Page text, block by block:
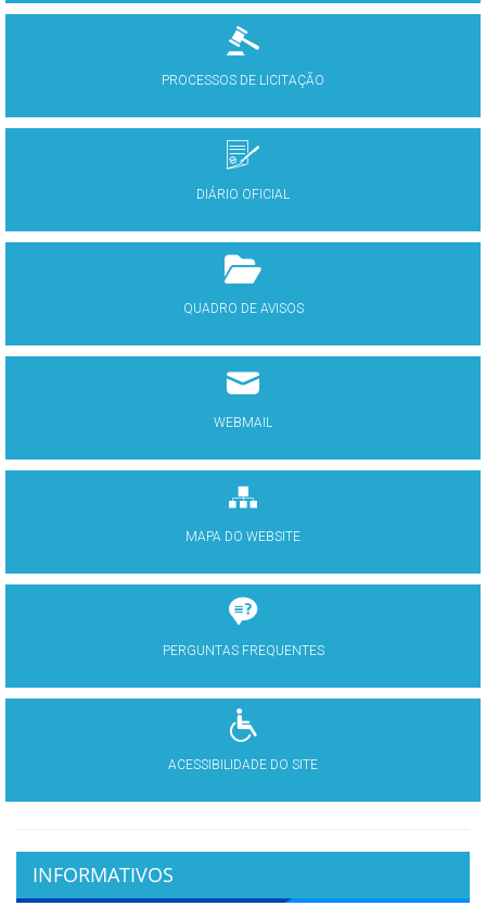
PROCESSOS DE LICITAÇÃO
DIÁRIO OFICIAL
QUADRO DE AVISOS
WEBMAIL
MAPA DO WEBSITE
PERGUNTAS FREQUENTES
ACESSIBILIDADE DO SITE
INFORMATIVOS